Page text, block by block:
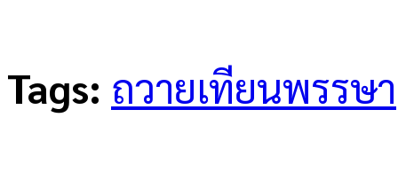
Tags: ถวายเทียนพรรษา